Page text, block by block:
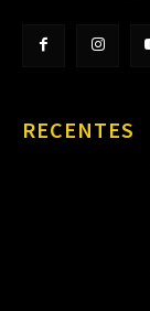
RECENTES